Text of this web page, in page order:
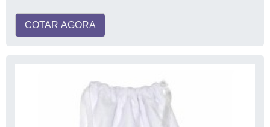
COTAR AGORA